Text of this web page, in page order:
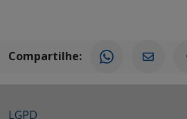
Compartilhe:
LGPD